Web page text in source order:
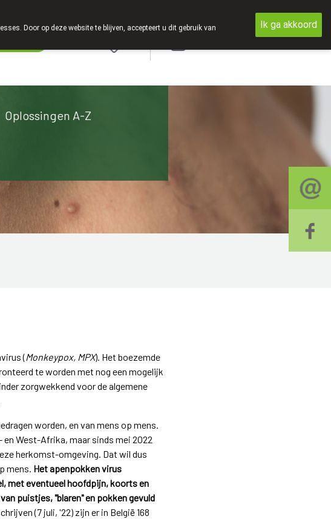
Oplossingen A-Z
(Monkeypox, MPX). Het boezemde
te worden met nog een mogelijk
zorgwekkend voor de algemene
worden, en van mens op mens.
West-Afrika, maar sinds mei 2022
herkomst-omgeving. Dat wil dus
mens. Het apenpokken virus
met eventueel hoofdpijn, koorts en
puistjes, "blaren" en pokken gevuld
(7 juli, '22) zijn er in België 168
Door op deze website te blijven, accepteert u dit gebruik van
Ik ga akkoord